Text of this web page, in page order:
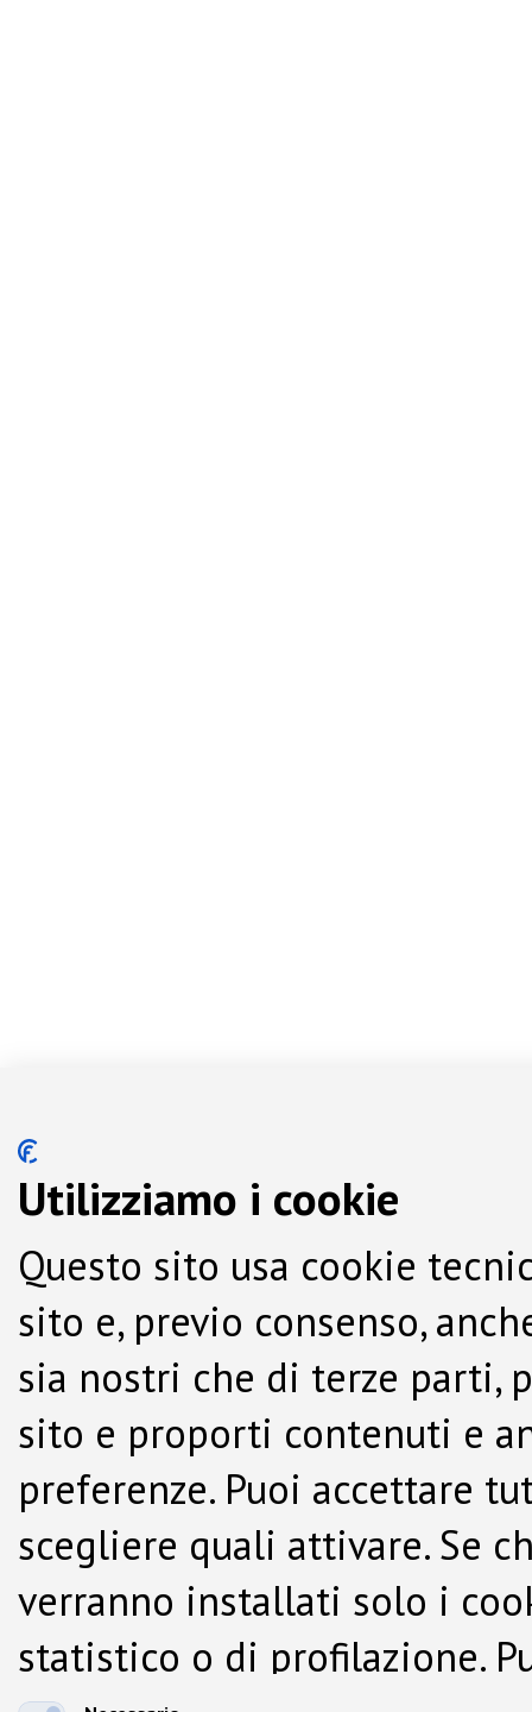
Utilizziamo i cookie
Questo sito usa cookie
sito e, previo consenso,
sia nostri che di terze parti,
sito e proporti contenuti e
preferenze. Puoi accettare
scegliere quali attivare. Se
verranno installati solo i
statistico o di profilazione.